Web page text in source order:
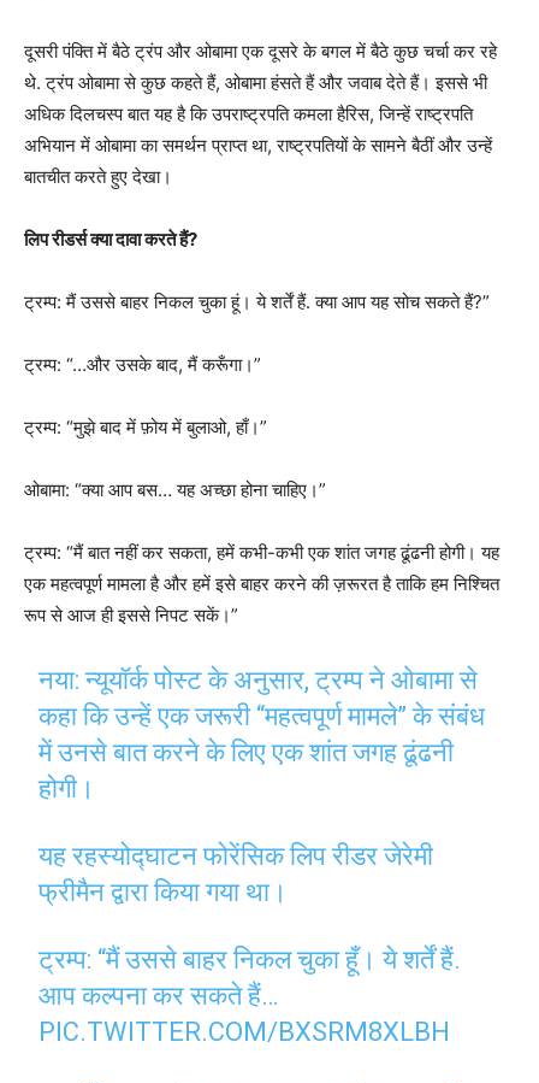
दूसरी पंक्ति में बैठे ट्रंप और ओबामा एक दूसरे के बगल में बैठे कुछ चर्चा कर रहे
थे. ट्रंप ओबामा से कुछ कहते हैं, ओबामा हंसते हैं और जवाब देते हैं। इससे भी
अधिक दिलचस्प बात यह है कि उपराष्ट्रपति कमला हैरिस, जिन्हें राष्ट्रपति
अभियान में ओबामा का समर्थन प्राप्त था, राष्ट्रपतियों के सामने बैठीं और उन्हें
बातचीत करते हुए देखा।
लिप रीडर्स क्या दावा करते हैं?
ट्रम्प: मैं उससे बाहर निकल चुका हूं। ये शर्तें हैं. क्या आप यह सोच सकते हैं?”
ट्रम्प: “…और उसके बाद, मैं करूँगा।”
ट्रम्प: “मुझे बाद में फ़ोय में बुलाओ, हाँ।”
ओबामा: “क्या आप बस… यह अच्छा होना चाहिए।”
ट्रम्प: “मैं बात नहीं कर सकता, हमें कभी-कभी एक शांत जगह ढूंढनी होगी। यह
एक महत्वपूर्ण मामला है और हमें इसे बाहर करने की ज़रूरत है ताकि हम निश्चित
रूप से आज ही इससे निपट सकें।”
नया: न्यूयॉर्क पोस्ट के अनुसार, ट्रम्प ने ओबामा से
कहा कि उन्हें एक जरूरी “महत्वपूर्ण मामले” के संबंध
में उनसे बात करने के लिए एक शांत जगह ढूंढनी
होगी।
यह रहस्योद्घाटन फोरेंसिक लिप रीडर जेरेमी
फ्रीमैन द्वारा किया गया था।
ट्रम्प: “मैं उससे बाहर निकल चुका हूँ। ये शर्तें हैं.
आप कल्पना कर सकते हैं…
PIC.TWITTER.COM/BXSRM8XLBH